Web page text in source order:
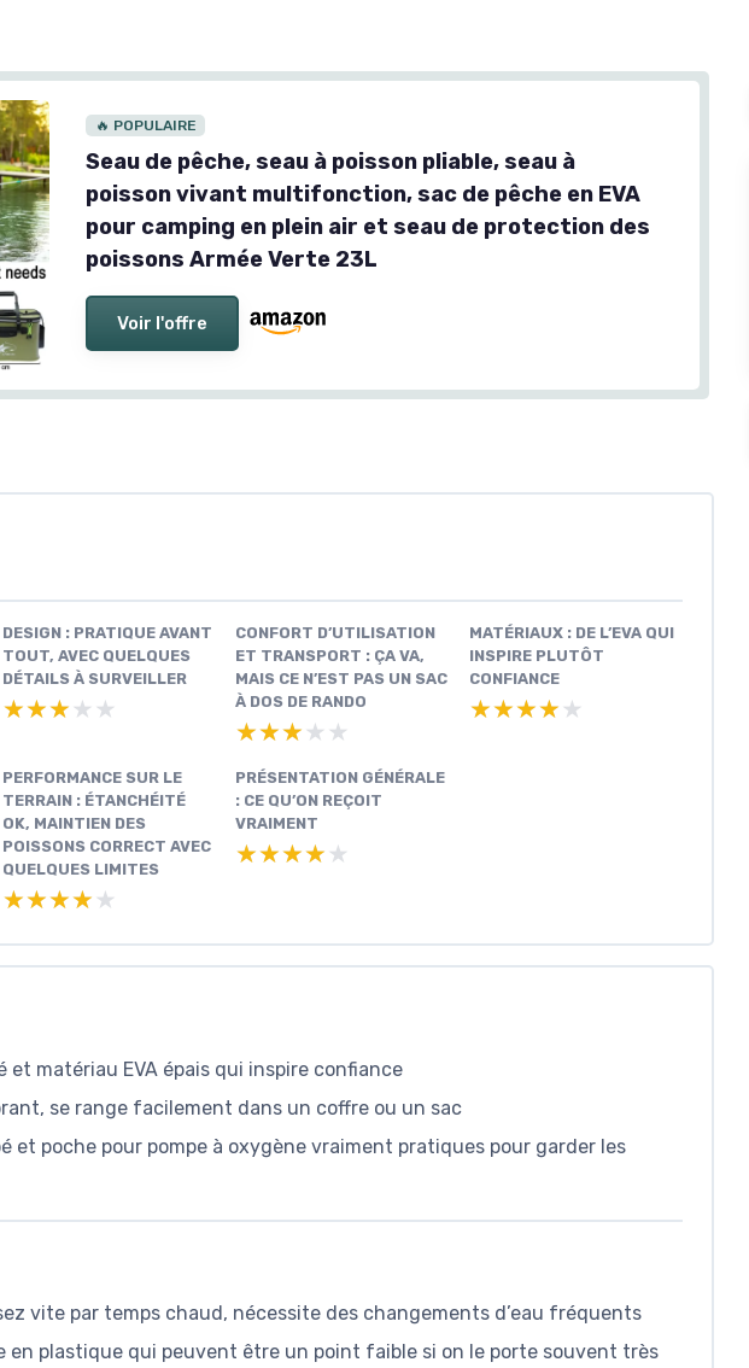
🔥 POPULAIRE
Seau de pêche, seau à poisson pliable, seau à
poisson vivant multifonction, sac de pêche en EVA
pour camping en plein air et seau de protection des
poissons Armée Verte 23L
Voir l'offre
DESIGN : PRATIQUE AVANT
TOUT, AVEC QUELQUES
DÉTAILS À SURVEILLER
★★★★★
★★★★★
CONFORT D’UTILISATION
ET TRANSPORT : ÇA VA,
MAIS CE N’EST PAS UN SAC
À DOS DE RANDO
★★★★★
★★★★★
MATÉRIAUX : DE L’EVA QUI
INSPIRE PLUTÔT
CONFIANCE
★★★★★
★★★★★
PERFORMANCE SUR LE
TERRAIN : ÉTANCHÉITÉ
OK, MAINTIEN DES
POISSONS CORRECT AVEC
QUELQUES LIMITES
★★★★★
★★★★★
PRÉSENTATION GÉNÉRALE
: CE QU’ON REÇOIT
VRAIMENT
★★★★★
★★★★★
et matériau EVA épais qui inspire confiance
se range facilement dans un coffre ou un sac
et poche pour pompe à oxygène vraiment pratiques pour garder les
vite par temps chaud, nécessite des changements d’eau fréquents
en plastique qui peuvent être un point faible si on le porte souvent très